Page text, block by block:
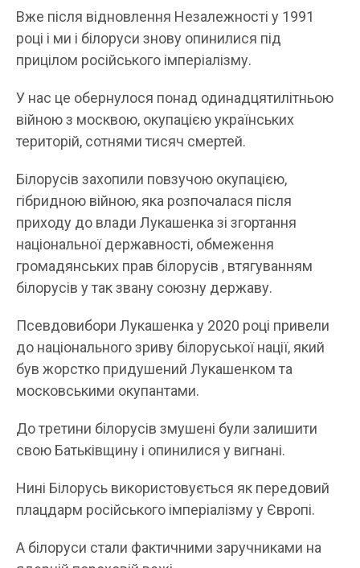
Вже після відновлення Незалежності у 1991
році і ми і білоруси знову опинилися під
прицілом російського імперіалізму.
У нас це обернулося понад одинадцятилітньою
війною з москвою, окупацією українських
територій, сотнями тисяч смертей.
Білорусів захопили повзучою окупацією,
гібридною війною, яка розпочалася після
приходу до влади Лукашенка зі згортання
національної державності, обмеження
громадянських прав білорусів , втягуванням
білорусів у так звану союзну державу.
Псевдовибори Лукашенка у 2020 році привели
до національного зриву білоруської нації, який
був жорстко придушений Лукашенком та
московськими окупантами.
До третини білорусів змушені були залишити
свою Батьківщину і опинилися у вигнані.
Нині Білорусь використовується як передовий
плацдарм російського імперіалізму у Європі.
А білоруси стали фактичними заручниками на